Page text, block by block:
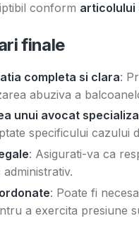
conform articolului
finale
completa si clara:
abuziva a
unui avocat
specificului cazului
: Asigurati-va ca
: Poate fi
a exercita presiune